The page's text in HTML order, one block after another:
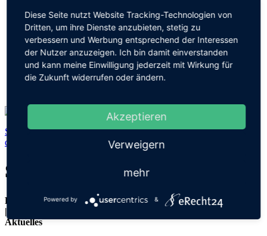
Lernbegleiter:innen
Pädagogische Mitarbeit
Schulsozialarbeit
Berufsberatung
SMV
Elternbeirat
Förderverein
Schüler:innen helfen sich gegenseitig, Streitigkeiten zu klären –
dafür werden
Streitschlichterextra ausgebildet.
Sexualkundeprojekt Stufe 9
Freitag, 03.07.2026
|
Aktuelles
Diese Seite nutzt Website Tracking-Technologien von
Dritten, um ihre Dienste anzubieten, stetig zu
verbessern und Werbung entsprechend der Interessen
der Nutzer anzuzeigen. Ich bin damit einverstanden
und kann meine Einwilligung jederzeit mit Wirkung für
die Zukunft widerrufen oder ändern.
Akzeptieren
Verweigern
mehr
Powered by &